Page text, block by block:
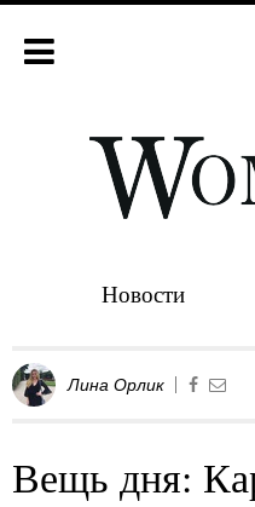
Новости
Лина Орлик
Вещь дня: